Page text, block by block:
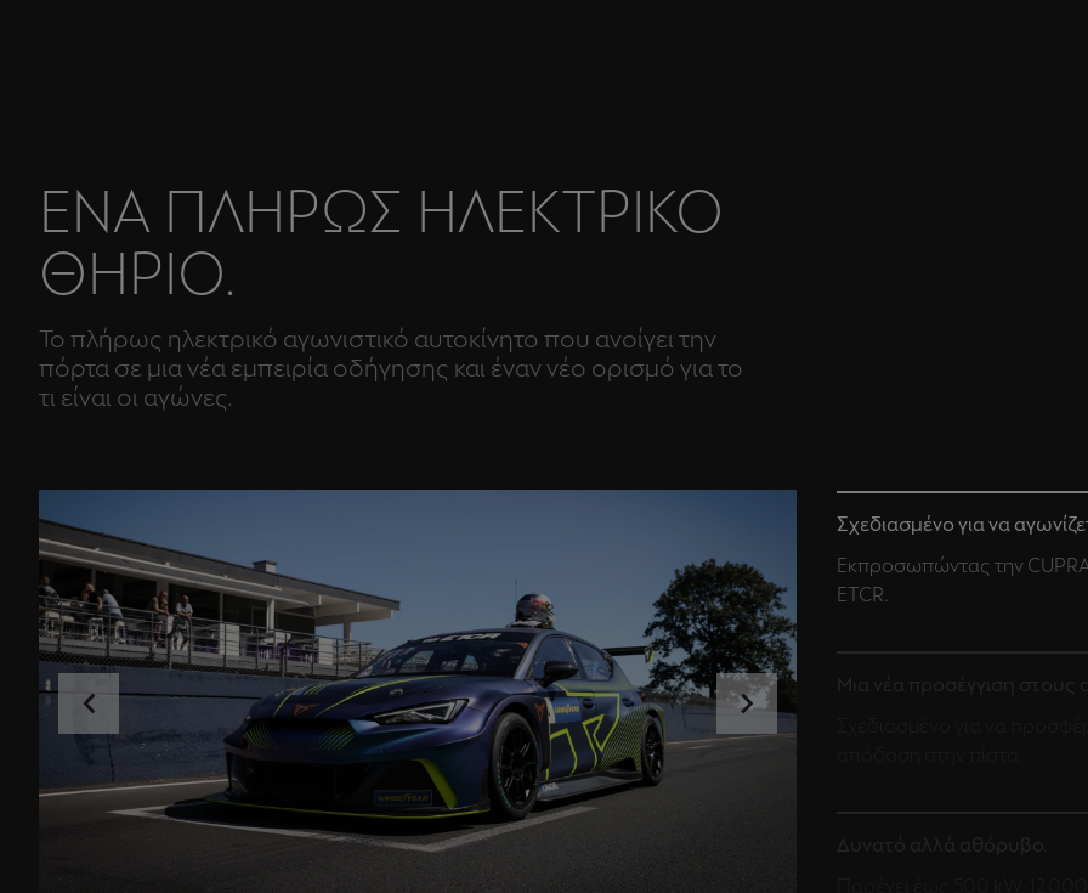
ΕΝΑ ΠΛΗΡΩΣ ΗΛΕΚΤΡΙΚΟ
ΘΗΡΙΟ.
Το πλήρως ηλεκτρικό αγωνιστικό αυτοκίνητο που ανοίγει την
πόρτα σε μια νέα εμπειρία οδήγησης και έναν νέο ορισμό για το
τι είναι οι αγώνες.
Σχεδιασμένο για να
Εκπροσωπώντας την
ETCR.